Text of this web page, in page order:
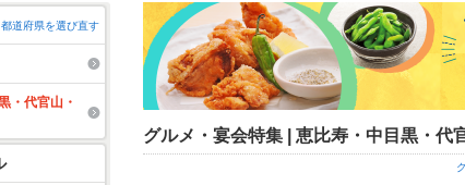
都道府県を選び直す
・代官山・
グルメ・宴会特集 | 恵比寿・中目黒・代